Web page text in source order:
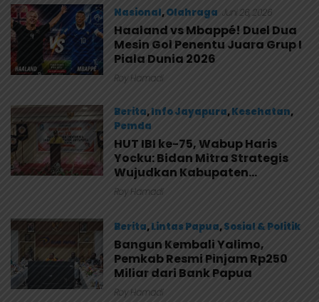
Nasional,Olahraga Juni 26, 2026
Haaland vs Mbappé! Duel Dua
Mesin Gol Penentu Juara Grup I
Piala Dunia 2026
Roy Hamadi
Berita,Info Jayapura,Kesehatan,
Pemda
Juni 26, 2026
HUT IBI ke-75, Wabup Haris
Yocku: Bidan Mitra Strategis
Wujudkan Kabupaten
Jayapura yang Sehat
Roy Hamadi
Berita,Lintas Papua,Sosial & Politik
Juni 26, 2026
Bangun Kembali Yalimo,
Pemkab Resmi Pinjam Rp250
Miliar dari Bank Papua
Roy Hamadi